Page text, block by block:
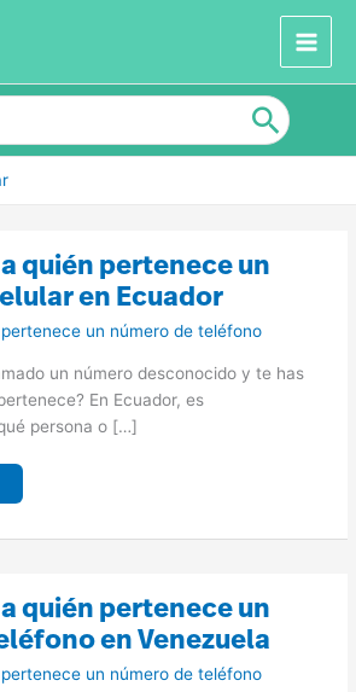
quién pertenece un
en Ecuador
un número de teléfono
un número desconocido y te has
En Ecuador, es
persona o […]
quién pertenece un
en Venezuela
un número de teléfono